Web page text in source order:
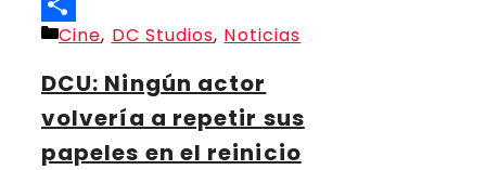
Compartir
Categorías
Cine, DC Studios, Noticias
DCU: Ningún actor
volvería a repetir sus
papeles en el reinicio